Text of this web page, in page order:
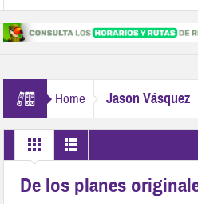
en Bahía de Banderas Presenta
Home Jason Vásquez
De los planes